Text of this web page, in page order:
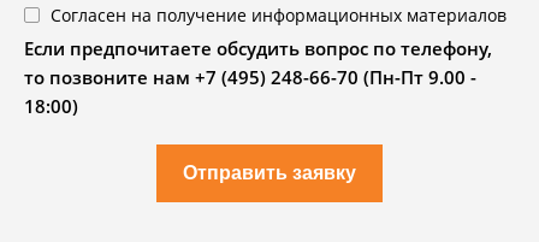
Согласен на получение информационных материалов
Если предпочитаете обсудить вопрос по телефону,
то позвоните нам +7 (495) 248-66-70 (Пн-Пт 9.00 -
18:00)
Отправить заявку